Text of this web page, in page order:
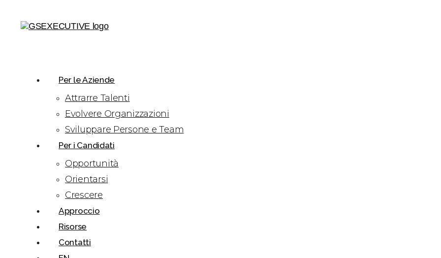
Per le Aziende
Attrarre Talenti
Evolvere Organizzazioni
Sviluppare Persone e Team
Per i Candidati
Opportunità
Orientarsi
Crescere
Approccio
Risorse
Contatti